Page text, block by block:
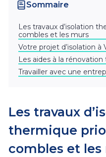
Sommaire
Les travaux d’isolation
combles et les murs
Votre projet d’isolation à
Les aides à la
Travailler avec une
Les travaux
thermique
combles et les